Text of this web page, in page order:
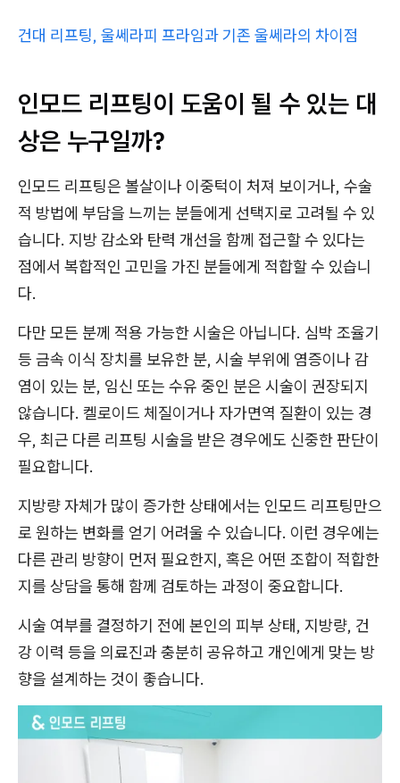
건대 리프팅, 울쎄라피 프라임과 기존 울쎄라의 차이점
인모드 리프팅이 도움이 될 수 있는 대
상은 누구일까?
인모드 리프팅은 볼살이나 이중턱이 처져 보이거나, 수술
적 방법에 부담을 느끼는 분들에게 선택지로 고려될 수 있
습니다. 지방 감소와 탄력 개선을 함께 접근할 수 있다는
점에서 복합적인 고민을 가진 분들에게 적합할 수 있습니
다.
다만 모든 분께 적용 가능한 시술은 아닙니다. 심박 조율기
등 금속 이식 장치를 보유한 분, 시술 부위에 염증이나 감
염이 있는 분, 임신 또는 수유 중인 분은 시술이 권장되지
않습니다. 켈로이드 체질이거나 자가면역 질환이 있는 경
우, 최근 다른 리프팅 시술을 받은 경우에도 신중한 판단이
필요합니다.
지방량 자체가 많이 증가한 상태에서는 인모드 리프팅만으
로 원하는 변화를 얻기 어려울 수 있습니다. 이런 경우에는
다른 관리 방향이 먼저 필요한지, 혹은 어떤 조합이 적합한
지를 상담을 통해 함께 검토하는 과정이 중요합니다.
시술 여부를 결정하기 전에 본인의 피부 상태, 지방량, 건
강 이력 등을 의료진과 충분히 공유하고 개인에게 맞는 방
향을 설계하는 것이 좋습니다.